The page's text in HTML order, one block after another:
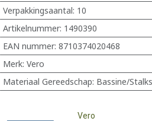
Verpakkingsaantal: 10
Artikelnummer: 1490390
EAN nummer: 8710374020468
Merk: Vero
Materiaal Gereedschap: Bassine/
Vero